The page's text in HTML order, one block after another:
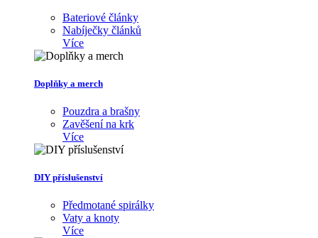
Bateriové články
Nabíječky článků
Více
Doplňky a merch
Pouzdra a brašny
Zavěšení na krk
Více
DIY příslušenství
Předmotané spirálky
Vaty a knoty
Více